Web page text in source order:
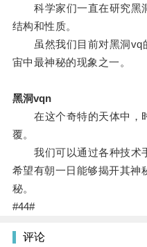
科学家们一直在研究黑
结构和性质。
虽然我们目前对黑洞vq
宙中最神秘的现象之一。
黑洞vqn
在这个奇特的天体中，
覆。
我们可以通过各种技术手
希望有朝一日能够揭开其神
秘。
#44#
评论